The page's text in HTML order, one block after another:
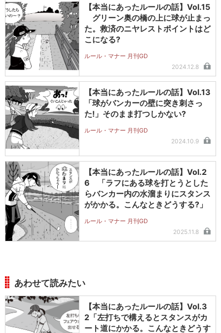
【本当にあったルールの話】Vol.15
グリーン奥の橋の上に球が止まっ
た。救済のニヤレストポイントはど
こになる?
ルール・マナー 月刊GD
2024.12.8
【本当にあったルールの話】Vol.13
「球がバンカーの壁に突き刺さっ
た!」そのまま打つしかない?
ルール・マナー 月刊GD
2024.10.9
【本当にあったルールの話】Vol.2
6 「ラフにある球を打とうとした
らバンカー内の水溜まりにスタンス
がかかる。こんなときどうする?」
ルール・マナー 月刊GD
2025.11.8
あわせて読みたい
【本当にあったルールの話】Vol.3
2「左打ちで構えるとスタンスがカ
ート道にかかる。こんなときどうす